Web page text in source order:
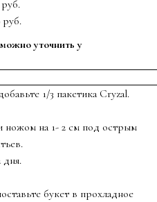
руб.
уточнить у
1/3 пакетика Cryzal.
ножом на 1- 2 см под острым
букет в прохладное